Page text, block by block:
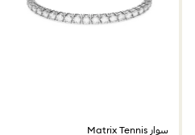
سوار Matrix Tennis